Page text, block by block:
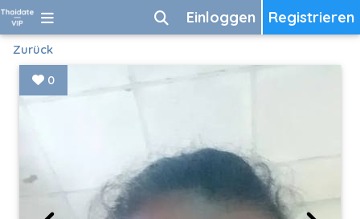
Registrieren
Einloggen
Zurück
0